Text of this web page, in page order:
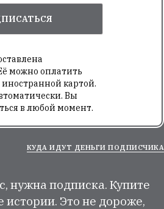
можно оплатить
картой.
Вы
в любой момент.
КУДА ИДУТ ДЕНЬГИ ПОДПИСЧИКА
нужна подписка. Купите
Это не дороже,